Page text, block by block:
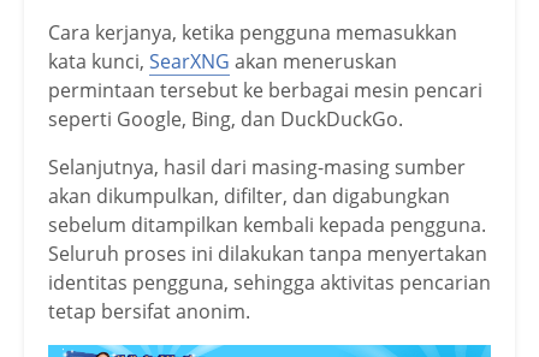
Cara kerjanya, ketika pengguna memasukkan
kata kunci, SearXNG akan meneruskan
permintaan tersebut ke berbagai mesin pencari
seperti Google, Bing, dan DuckDuckGo.
Selanjutnya, hasil dari masing-masing sumber
akan dikumpulkan, difilter, dan digabungkan
sebelum ditampilkan kembali kepada pengguna.
Seluruh proses ini dilakukan tanpa menyertakan
identitas pengguna, sehingga aktivitas pencarian
tetap bersifat anonim.